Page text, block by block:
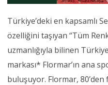
Türkiye’deki en kapsamlı
özelliğini taşıyan “Tüm
uzmanlığıyla bilinen
markası* Flormar’ın ana
buluşuyor. Flormar,